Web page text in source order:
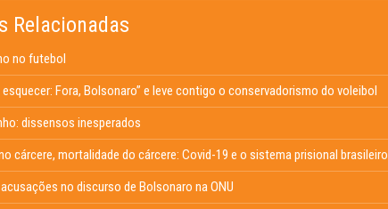
Relacionadas
no futebol
esquecer: Fora, Bolsonaro” e leve contigo o conservadorismo do voleibol
dissensos inesperados
cárcere, mortalidade do cárcere: Covid-19 e o sistema prisional brasileiro
no discurso de Bolsonaro na ONU